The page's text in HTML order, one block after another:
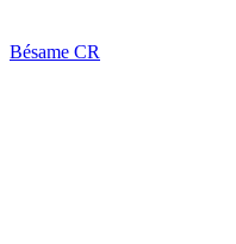
Bésame CR